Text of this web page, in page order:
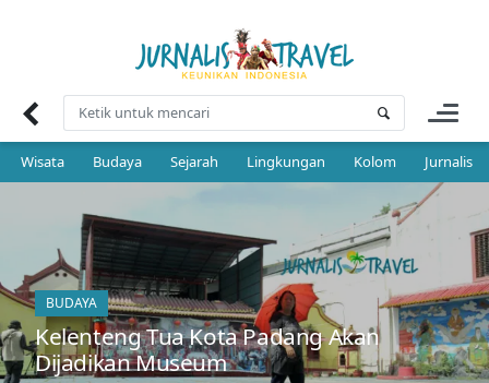
Wisata Budaya Sejarah Lingkungan Kolom Jurnalis
BUDAYA
Kelenteng Tua Kota Padang Akan
Dijadikan Museum